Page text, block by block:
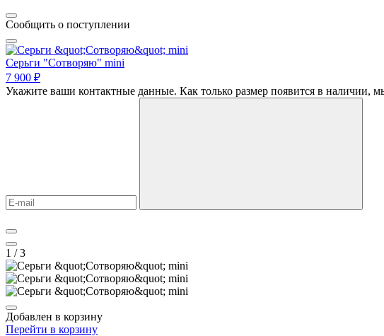
Сообщить о поступлении
Серьги "Сотворяю" mini
7 900 ₽
Укажите ваши контактные данные. Как только размер появится в наличии,
1 / 3
Добавлен в корзину
Перейти в корзину